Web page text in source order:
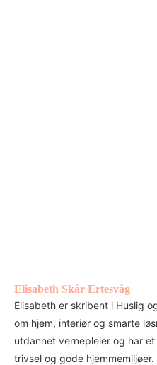
Elisabeth Skår Ertesvåg
Elisabeth er skribent i Huslig
om hjem, interiør og smarte
utdannet vernepleier og har
trivsel og gode